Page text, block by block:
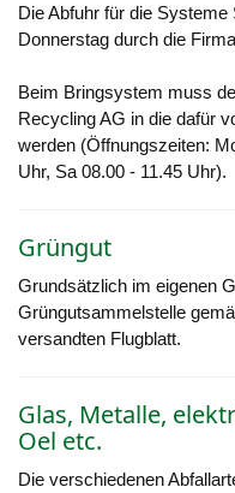
Die Abfuhr für die
Donnerstag durch die
Beim Bringsystem muss
Recycling AG in die dafür
werden (Öffnungszeiten:
Uhr, Sa 08.00 - 11.45 Uhr).
Grüngut
Grundsätzlich im eigenen
Grüngutsammelstelle
versandten Flugblatt.
Glas, Metalle,
Oel etc.
Die verschiedenen